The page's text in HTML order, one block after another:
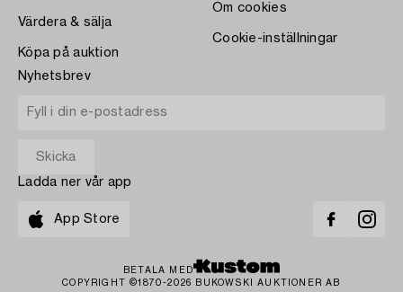
Värdera & sälja
Köpa på auktion
Om cookies
Cookie-inställningar
Nyhetsbrev
Ladda ner vår app
App Store
BETALA MED
COPYRIGHT ©1870-2026 BUKOWSKI AUKTIONER AB